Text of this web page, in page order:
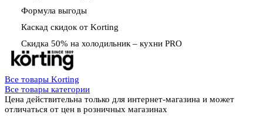
Формула выгоды
Каскад скидок от Korting
Скидка 50% на холодильник – кухни PRO
Все товары Korting
Все товары категории
Цена действительна только для интернет-магазина и может
отличаться от цен в розничных магазинах